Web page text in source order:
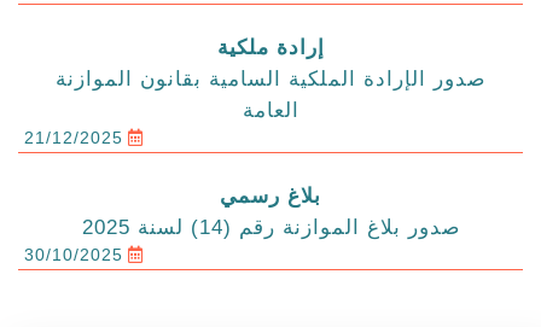
إرادة ملكية
صدور الإرادة الملكية السامية بقانون الموازنة
العامة
21/12/2025
بلاغ رسمي
صدور بلاغ الموازنة رقم (14) لسنة 2025
30/10/2025